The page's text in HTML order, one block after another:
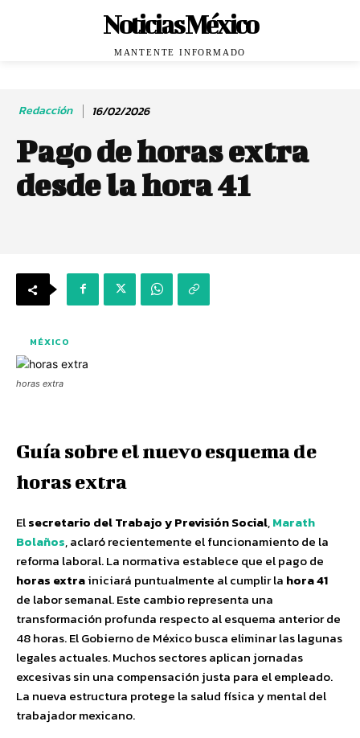
Noticias México
MANTENTE INFORMADO
Redacción 16/02/2026
Pago de horas extra
desde la hora 41
MÉXICO
horas extra
Guía sobre el nuevo esquema de
horas extra
Elsecretario del Trabajo y Previsión Social,Marath
Bolaños, aclaró recientemente el funcionamiento de la
reforma laboral. La normativa establece que el pago de
horas extrainiciará puntualmente al cumplir la hora 41
de labor semanal. Este cambio representa una
transformación profunda respecto al esquema anterior de
48 horas. El Gobierno de México busca eliminar las lagunas
legales actuales. Muchos sectores aplican jornadas
excesivas sin una compensación justa para el empleado.
La nueva estructura protege la salud física y mental del
trabajador mexicano.